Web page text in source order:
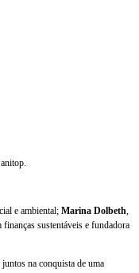
e ambiental; Marina Dolbeth
finanças sustentáveis e fundadora
na conquista de uma